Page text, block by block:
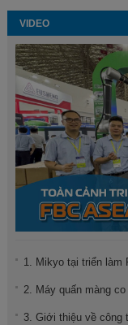
VIDEO
1. Mikyo tại triển làm
2. Máy quấn màng
3. Giới thiệu về công